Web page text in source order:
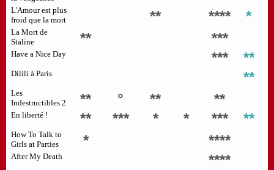
L'Amour est plus
froid que la mort
** **** *
La Mort de
Staline
** ***
Have a Nice Day *** **
Dilili à Paris **
Les
Indestructibles 2
** ° ** **
En liberté ! ** *** * * *** **
How To Talk to
Girls at Parties
* ****
After My Death ****